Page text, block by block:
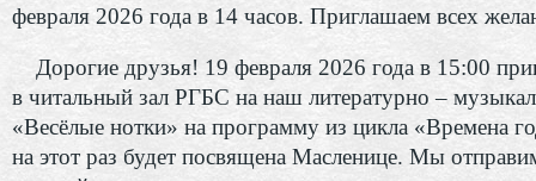
февраля 2026 года в 14 часов. Приглашаем всех
Дорогие друзья! 19 февраля 2026 года в 15:00
в читальный зал РГБС на наш литературно –
«Весёлые нотки» на программу из цикла «Времена
на этот раз будет посвящена Масленице. Мы